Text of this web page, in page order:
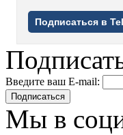
Подписаться в
Введите ваш E-mail:
Подписаться
Мы в